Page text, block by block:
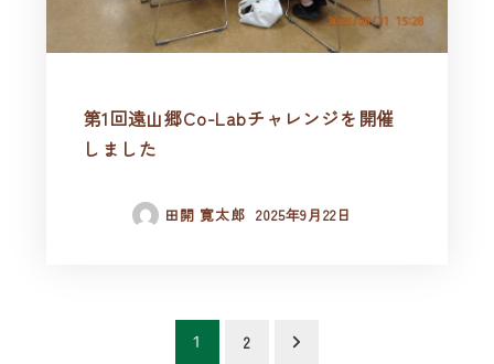
第1回遠山郷Co-Labチャレンジを開催
しました
田開 寛太郎 2025年9月22日
1 2